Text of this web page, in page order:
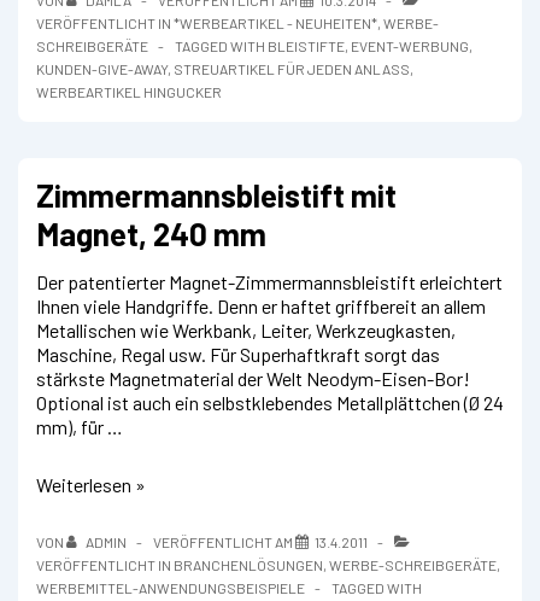
Aufsatz
VERÖFFENTLICHT IN *WERBEARTIKEL - NEUHEITEN*, WERBE-
SCHREIBGERÄTE
TAGGED WITH BLEISTIFTE, EVENT-WERBUNG,
KUNDEN-GIVE-AWAY, STREUARTIKEL FÜR JEDEN ANLASS,
WERBEARTIKEL HINGUCKER
Zimmermannsbleistift mit
Magnet, 240 mm
Der patentierter Magnet-Zimmermannsbleistift erleichtert
Ihnen viele Handgriffe. Denn er haftet griffbereit an allem
Metallischen wie Werkbank, Leiter, Werkzeugkasten,
Maschine, Regal usw. Für Superhaftkraft sorgt das
stärkste Magnetmaterial der Welt Neodym-Eisen-Bor!
Optional ist auch ein selbstklebendes Metallplättchen (Ø 24
mm), für …
Zimmermannsbleistift
Magnet,
240
mm
Weiterlesen »
VON ADMIN VERÖFFENTLICHT AM
13.4.2011
VERÖFFENTLICHT IN BRANCHENLÖSUNGEN, WERBE-SCHREIBGERÄTE,
WERBEMITTEL-ANWENDUNGSBEISPIELE
TAGGED WITH